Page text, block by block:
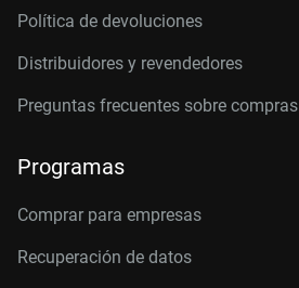
Política de devoluciones
Distribuidores y revendedores
Preguntas frecuentes sobre compras
Programas
Comprar para empresas
Recuperación de datos